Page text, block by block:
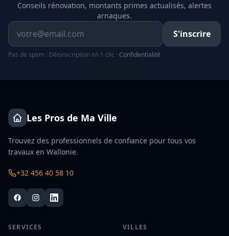
Conseils rénovation, montants primes actualisés, alertes
arnaques.
Adresse email
S'inscrire
Pas de spam · Désinscription en 1 clic · Confidentialité
Les Pros de Ma Ville
Trouvez des professionnels de confiance pour tous vos
travaux en Wallonie.
+32 456 40 58 10
SERVICES VILLES